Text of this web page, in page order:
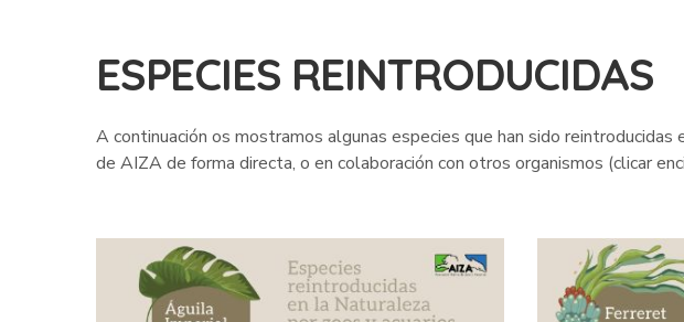
ESPECIES REINTRODUCIDAS
A continuación os mostramos algunas especies que han sido
de AIZA de forma directa, o en colaboración con otros organismos (clicar